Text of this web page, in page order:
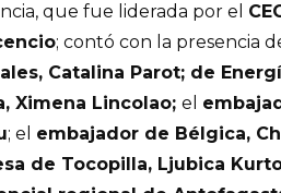
que fue liderada por el
; contó con la presencia
Catalina Parot; de
Ximena Lincolao; el
; el embajador de Bélgica,
de Tocopilla, Ljubica